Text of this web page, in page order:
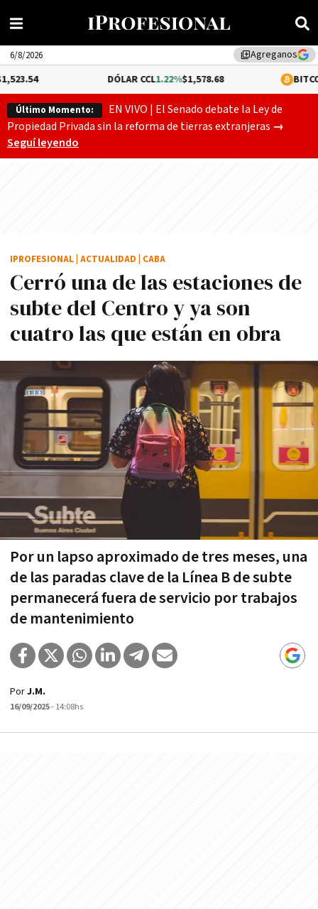
library_addAgreganos
6/8/2026
1.22%$1,578.68 0.12%
Último Momento:
EN VIVO | El Senado debate la Ley de
Propiedad Privada sin la reforma de tierras extranjeras El
→
Seguí leyendo
Cerró una de las estaciones de
subte del Centro y ya son
cuatro las que están en obra
Por un lapso aproximado de tres meses, una
de las paradas clave de la Línea B de subte
permanecerá fuera de servicio por trabajos
de mantenimiento
IPROFESIONAL ACTUALIDAD CABA
PorJ.M.
16/09/2025- 14:08hs